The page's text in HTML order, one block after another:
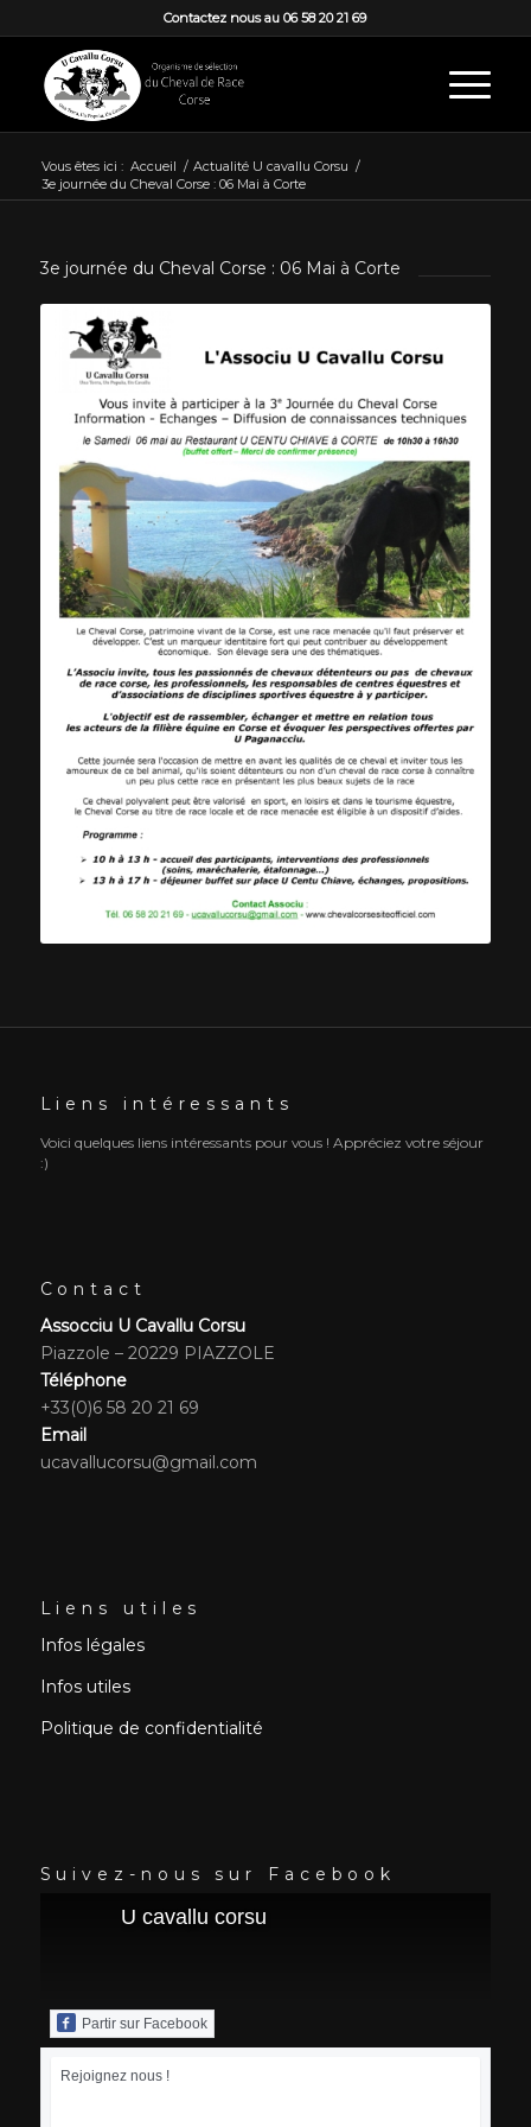
Contactez nous au 06 58 20 21 69
Vous êtes ici : Accueil / Actualité U cavallu Corsu /
3e journée du Cheval Corse : 06 Mai à Corte
3e journée du Cheval Corse : 06 Mai à Corte
Liens intéressants
Voici quelques liens intéressants pour vous ! Appréciez votre séjour
:)
Contact
Assocciu U Cavallu Corsu
Piazzole – 20229 PIAZZOLE
Téléphone
+33(0)6 58 20 21 69
Email
ucavallucorsu@gmail.com
Liens utiles
Infos légales
Infos utiles
Politique de confidentialité
Suivez-nous sur Facebook
U cavallu corsu
Partir sur Facebook
Rejoignez nous !